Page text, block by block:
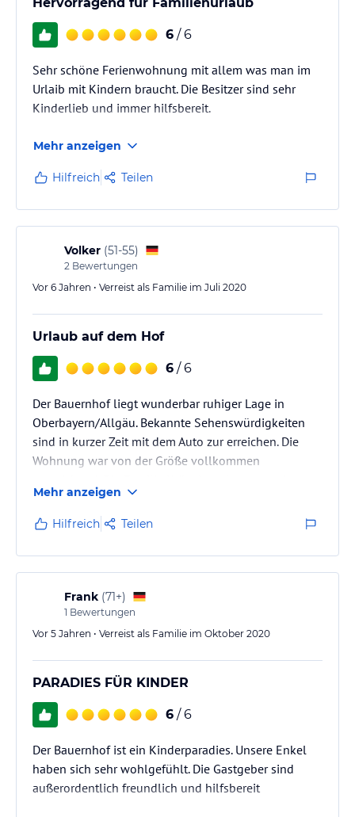
Wirklich wie man es sich…
6 / 6
Sehr schöne Ferienwohnung mit allem was man im
Urlaib mit Kindern braucht. Die Besitzer sind sehr
Kinderlieb und immer hilfsbereit.
Mehr anzeigen
Hilfreich Teilen
Volker (51-55)
2 Bewertungen
Vor 6 Jahren • Verreist als Familie im Juli 2020
Urlaub auf dem Hof
6 / 6
Der Bauernhof liegt wunderbar ruhiger Lage in
Oberbayern/Allgäu. Bekannte Sehenswürdigkeiten
sind in kurzer Zeit mit dem Auto zur erreichen. Die
Wohnung war von der Größe vollkommen
hilfsbereit. Verschiedene Weiher zum Baden sind in
unmittelbarer Nähe. Wenig befahrene Straßen zum
Radeln und Laufen in der Nähe.
Mehr anzeigen
Hilfreich Teilen
Frank (71+)
1 Bewertungen
Vor 5 Jahren • Verreist als Familie im Oktober 2020
PARADIES FÜR KINDER
6 / 6
Der Bauernhof ist ein Kinderparadies. Unsere Enkel
haben sich sehr wohlgefühlt. Die Gastgeber sind
außerordentlich freundlich und hilfsbereit